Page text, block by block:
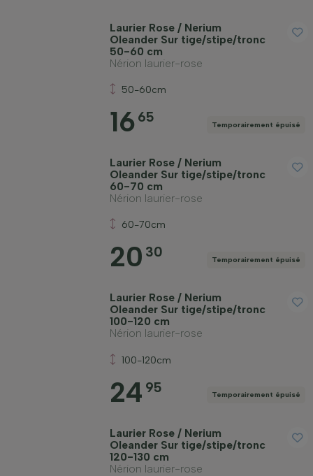
Laurier Rose / Nerium
Oleander Sur tige/stipe/tronc
50-60 cm
Nérion laurier-rose
50-60cm
16 65 Temporairement épuisé
Laurier Rose / Nerium
Oleander Sur tige/stipe/tronc
60-70 cm
Nérion laurier-rose
60-70cm
20 30 Temporairement épuisé
Laurier Rose / Nerium
Oleander Sur tige/stipe/tronc
100-120 cm
Nérion laurier-rose
100-120cm
24 95 Temporairement épuisé
Laurier Rose / Nerium
Oleander Sur tige/stipe/tronc
120-130 cm
Nérion laurier-rose